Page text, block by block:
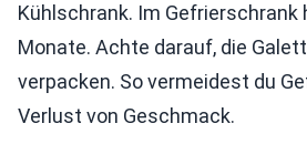
Kühlschrank. Im Gefrierschrank
Monate. Achte darauf, die
verpacken. So vermeidest du
Verlust von Geschmack.